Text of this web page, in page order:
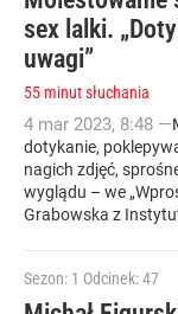
sex lalki.
uwagi”
55 minut słuchania
4 mar 2023, 8:48 —
dotykanie,
nagich zdjęć,
wyglądu – we
Grabowska z
Sezon: 1 Odcinek: 47